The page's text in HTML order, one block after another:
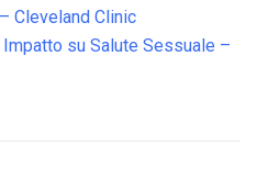
Cleveland Clinic
su Salute Sessuale –